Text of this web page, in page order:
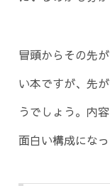
冒頭からその先
い本ですが、先
うでしょう。内
面白い構成にな